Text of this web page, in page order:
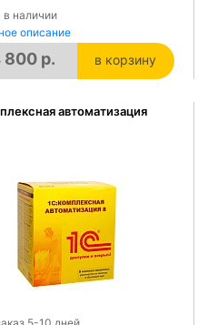
в наличии
описание
800 р. в корзину
автоматизация